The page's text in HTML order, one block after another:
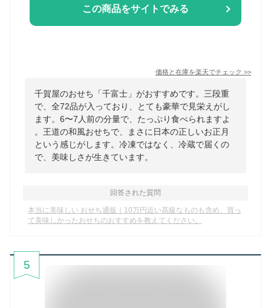
この商品をサイトでみる
価格と在庫を楽天でチェック >>
千賀屋のおせち「千富士」がおすすめです。三段重
で、全72品が入っており、とても豪華で見栄えがし
ます。6〜7人前の分量で、たっぷり食べられますよ
。王道の和風おせちで、まさに日本の正しいお正月
という感じがします。冷凍ではなく、冷蔵で届くの
で、美味しさが生きています。
回答された質問
本当に美味しい おせち通販｜10万円近い高級なものも含め、買っ
て美味しかったおせちのおすすめを教えてください。
5